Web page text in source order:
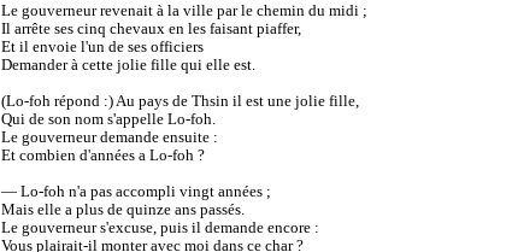
Le gouverneur revenait à la ville par le chemin du midi ;
Il arrête ses cinq chevaux en les faisant piaffer,
Et il envoie l'un de ses officiers
Demander à cette jolie fille qui elle est.
(Lo-foh répond :) Au pays de Thsin il est une jolie fille,
Qui de son nom s'appelle Lo-foh.
Le gouverneur demande ensuite :
Et combien d'années a Lo-foh ?
— Lo-foh n'a pas accompli vingt années ;
Mais elle a plus de quinze ans passés.
Le gouverneur s'excuse, puis il demande encore :
Vous plairait-il monter avec moi dans ce char ?